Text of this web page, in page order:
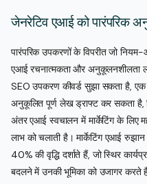
जेनरेटिव एआई को पारंपरिक
पारंपरिक उपकरणों के विपरीत जो
एआई रचनात्मकता और अनुकूलनशीलता
SEO उपकरण कीवर्ड सुझा सकता है,
अनुकूलित पूर्ण लेख ड्राफ्ट कर सकता है,
अंतर एआई स्वचालन में मार्केटिंग के लिए
लाभ को चलाती है। मार्केटिंग एआई
40% की वृद्धि दर्शाते हैं, जो स्थिर
बदलने में उनकी भूमिका को उजागर करते